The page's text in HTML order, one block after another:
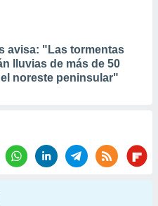
avisa: "Las tormentas
lluvias de más de 50
el noreste peninsular"